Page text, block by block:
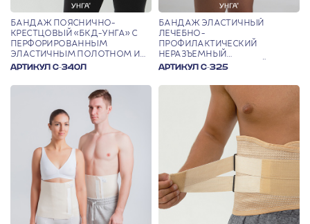
БАНДАЖ ПОЯСНИЧНО-
КРЕСТЦОВЫЙ «БКД-УНГА» С
ПЕРФОРИРОВАННЫМ
ЭЛАСТИЧНЫМ ПОЛОТНОМ И
МЕТАЛЛИЧЕСКИМИ
АРТИКУЛ С-340Л
БАНДАЖ ЭЛАСТИЧНЫЙ
ЛЕЧЕБНО-
ПРОФИЛАКТИЧЕСКИЙ
НЕРАЗЪЕМНЫЙ
ПОСЛЕОПЕРАЦИОННЫЙ
РУС»
АРТИКУЛ С-325